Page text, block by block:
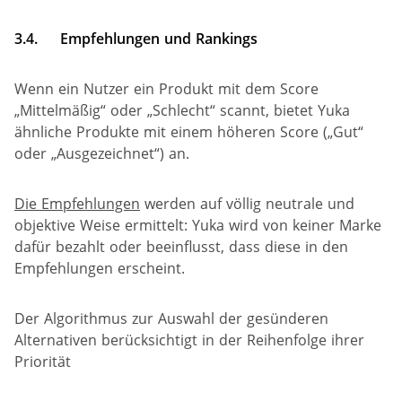
3.4. Empfehlungen und Rankings
Wenn ein Nutzer ein Produkt mit dem Score
„Mittelmäßig“ oder „Schlecht“ scannt, bietet Yuka
ähnliche Produkte mit einem höheren Score („Gut“
oder „Ausgezeichnet“) an.
Die Empfehlungen werden auf völlig neutrale und
objektive Weise ermittelt: Yuka wird von keiner Marke
dafür bezahlt oder beeinflusst, dass diese in den
Empfehlungen erscheint.
Der Algorithmus zur Auswahl der gesünderen
Alternativen berücksichtigt in der Reihenfolge ihrer
Priorität